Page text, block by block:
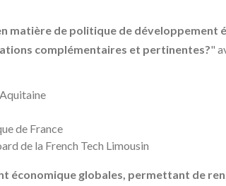
matière de politique de développement
complémentaires et pertinentes?"
de France
de la French Tech Limousin
économique globales, permettant de